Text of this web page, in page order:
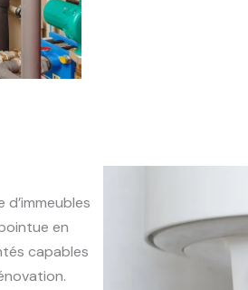
d’immeubles
en
capables